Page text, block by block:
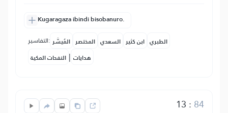
Kugaragaza ibindi bisobanuro.
التفاسير: المُيسَّر المختصر السعدي ابن كثير الطبري
النفحات المكية | هدايات
13 : 84